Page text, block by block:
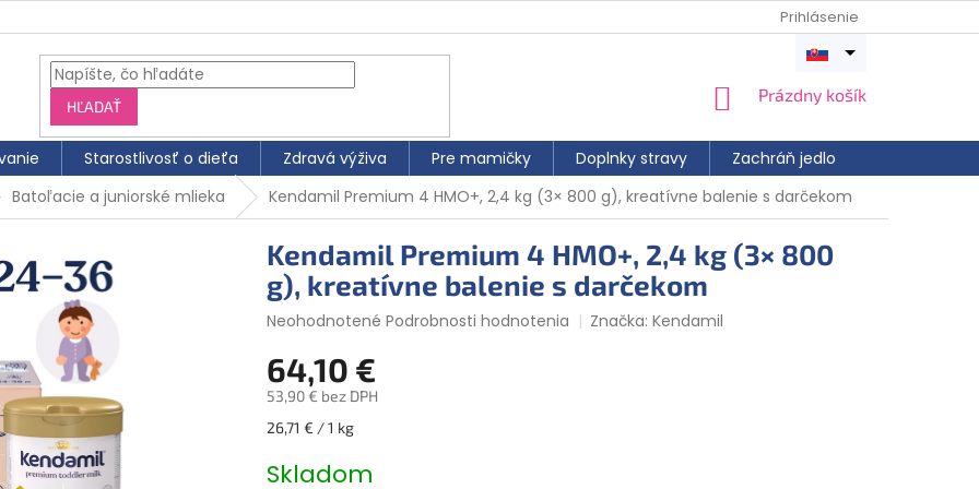
Prihlásenie
HĽADAŤ
NÁKUPNÝ
Prázdny košík
Starostlivosť o dieťa Zdravá výživa Pre mamičky Doplnky stravy Zachráň jedlo
Otvoriť
Batoľacie a juniorské mlieka Kendamil Premium 4 HMO+, 2,4 kg (3× 800 g), kreatívne balenie s darčekom
Kendamil Premium 4 HMO+, 2,4 kg (3× 800
g), kreatívne balenie s darčekom
Priemerné
produktu
je
0,0
z
hviezdičiek.
Neohodnotené Podrobnosti hodnotenia Značka:Kendamil
64,10 €
53,90 € bez DPH
Jednotková
26,71 € / 1 kg
Skladom